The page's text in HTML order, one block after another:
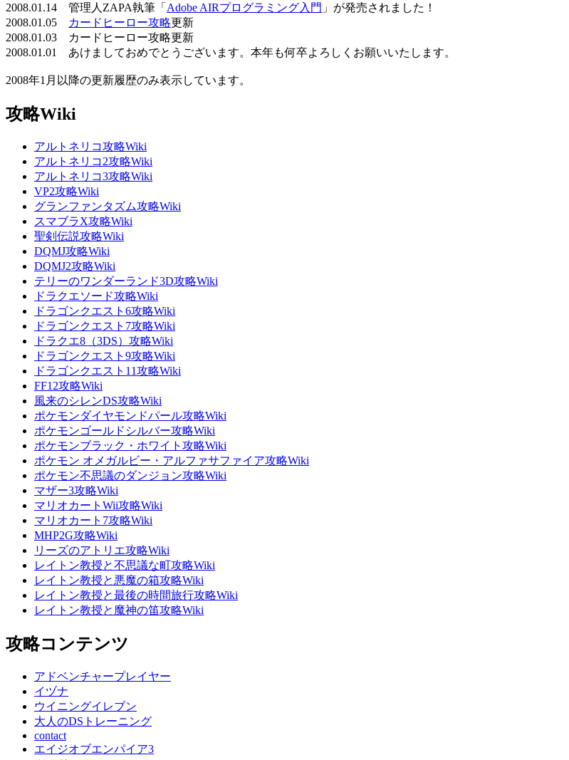
2008.01.14 管理人ZAPA執筆「 Adobe AIRプログラミング入門 」が発売されました！
2008.01.05
カードヒーロー攻略更新
2008.01.03 カードヒーロー攻略更新
2008.01.01 あけましておめでとうございます。本年も何卒よろしくお願いいたします。
2008年1月以降の更新履歴のみ表示しています。
攻略Wiki
アルトネリコ攻略Wiki
アルトネリコ2攻略Wiki
アルトネリコ3攻略Wiki
VP2攻略Wiki
グランファンタズム攻略Wiki
スマブラX攻略Wiki
聖剣伝説攻略Wiki
DQMJ攻略Wiki
DQMJ2攻略Wiki
テリーのワンダーランド3D攻略Wiki
ドラクエソード攻略Wiki
ドラゴンクエスト6攻略Wiki
ドラゴンクエスト7攻略Wiki
ドラクエ8（3DS）攻略Wiki
ドラゴンクエスト9攻略Wiki
ドラゴンクエスト11攻略Wiki
FF12攻略Wiki
風来のシレンDS攻略Wiki
ポケモンダイヤモンドパール攻略Wiki
ポケモンゴールドシルバー攻略Wiki
ポケモンブラック・ホワイト攻略Wiki
ポケモン オメガルビー・アルファサファイア攻略Wiki
ポケモン不思議のダンジョン攻略Wiki
マザー3攻略Wiki
マリオカートWii攻略Wiki
マリオカート7攻略Wiki
MHP2G攻略Wiki
リーズのアトリエ攻略Wiki
レイトン教授と不思議な町攻略Wiki
レイトン教授と悪魔の箱攻略Wiki
レイトン教授と最後の時間旅行攻略Wiki
レイトン教授と魔神の笛攻略Wiki
攻略コンテンツ
アドベンチャープレイヤー
イヅナ
ウイニングイレブン
大人のDSトレーニング
contact
エイジオブエンパイア3